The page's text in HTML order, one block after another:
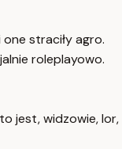
straciły agro.
roleplayowo.
jest, widzowie, lor,